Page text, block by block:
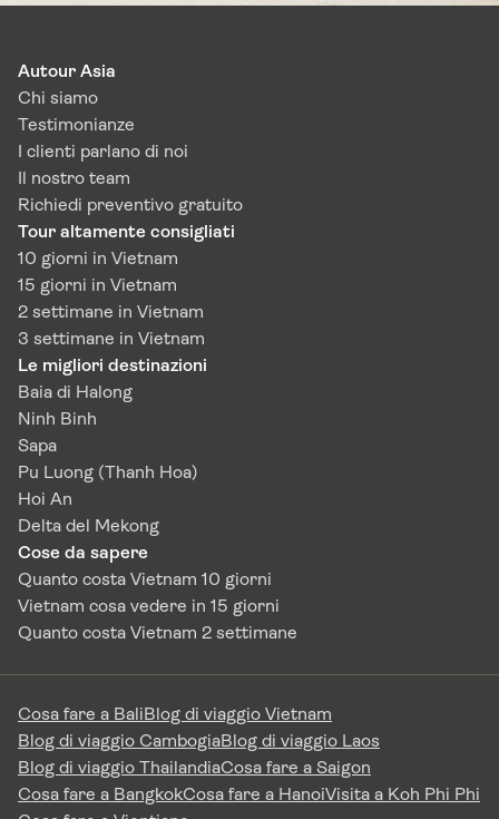
Autour Asia
Chi siamo
Testimonianze
I clienti parlano di noi
Il nostro team
Richiedi preventivo gratuito
Tour altamente consigliati
10 giorni in Vietnam
15 giorni in Vietnam
2 settimane in Vietnam
3 settimane in Vietnam
Le migliori destinazioni
Baia di Halong
Ninh Binh
Sapa
Pu Luong (Thanh Hoa)
Hoi An
Delta del Mekong
Cose da sapere
Quanto costa Vietnam 10 giorni
Vietnam cosa vedere in 15 giorni
Quanto costa Vietnam 2 settimane
Cosa fare a BaliBlog di viaggio Vietnam
Blog di viaggio CambogiaBlog di viaggio Laos
Blog di viaggio ThailandiaCosa fare a Saigon
Cosa fare a BangkokCosa fare a HanoiVisita a Koh Phi Phi